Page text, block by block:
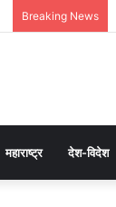
Breaking News
महाराष्ट्र देश-विदेश